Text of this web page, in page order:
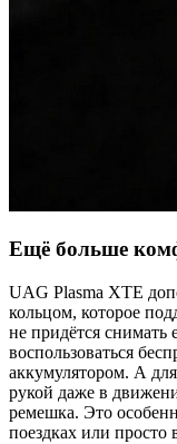
Ещё больше
UAG Plasma XTE
кольцом, которое
не придётся снимать
воспользоваться
аккумулятором. А
рукой даже в
ремешка. Это
поездках или просто